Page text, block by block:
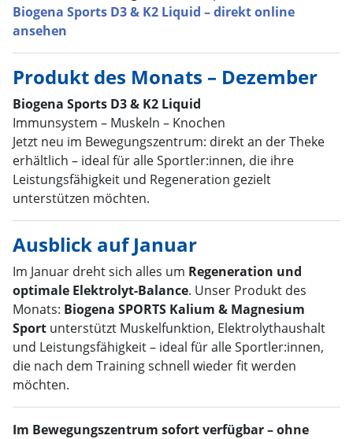
Biogena Sports D3 & K2 Liquid – direkt online
ansehen
Produkt des Monats – Dezember
Biogena Sports D3 & K2 Liquid
Immunsystem – Muskeln – Knochen
Jetzt neu im Bewegungszentrum: direkt an der Theke
erhältlich – ideal für alle Sportler:innen, die ihre
Leistungsfähigkeit und Regeneration gezielt
unterstützen möchten.
Ausblick auf Januar
Im Januar dreht sich alles um Regeneration und
optimale Elektrolyt-Balance. Unser Produkt des
Monats: Biogena SPORTS Kalium & Magnesium
Sport unterstützt Muskelfunktion, Elektrolythaushalt
und Leistungsfähigkeit – ideal für alle Sportler:innen,
die nach dem Training schnell wieder fit werden
möchten.
Im Bewegungszentrum sofort verfügbar – ohne